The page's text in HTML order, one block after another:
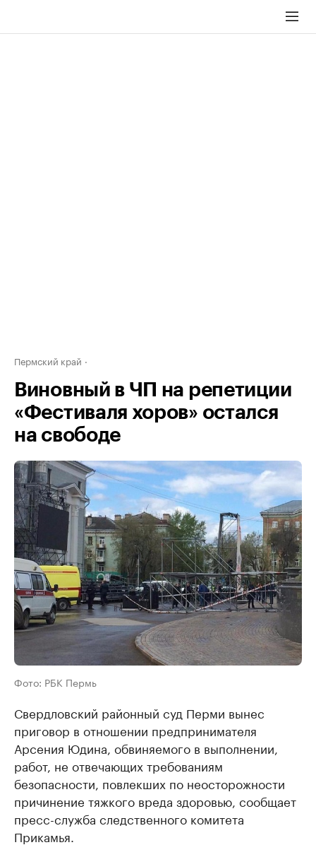
Пермский край
Виновный в ЧП на репетиции
«Фестиваля хоров» остался
на свободе
Фото: РБК Пермь
Свердловский районный суд Перми вынес
приговор в отношении предпринимателя
Арсения Юдина, обвиняемого в выполнении,
работ, не отвечающих требованиям
безопасности, повлекших по неосторожности
причинение тяжкого вреда здоровью, сообщает
пресс-служба следственного комитета
Прикамья.